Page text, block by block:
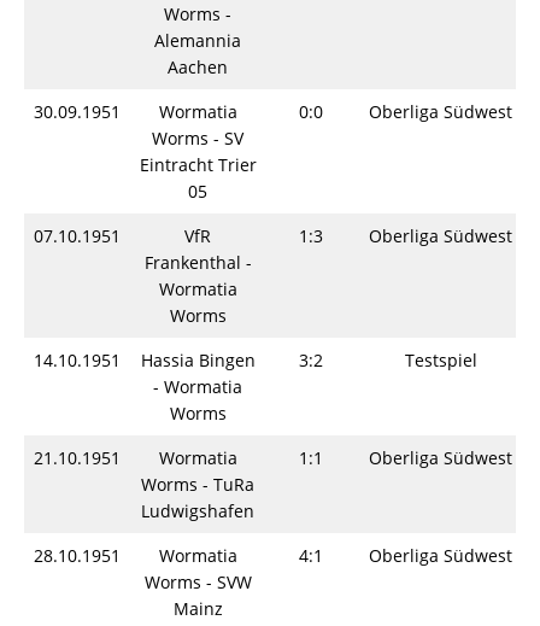
Worms -
Alemannia
Aachen
30.09.1951
Wormatia
Worms - SV
Eintracht Trier
05
0:0 Oberliga Südwest
07.10.1951
VfR
Frankenthal -
Wormatia
Worms
1:3 Oberliga Südwest
14.10.1951
Hassia Bingen
- Wormatia
Worms
3:2 Testspiel
21.10.1951
Wormatia
Worms - TuRa
Ludwigshafen
1:1 Oberliga Südwest
28.10.1951
Wormatia
Worms - SVW
Mainz
4:1 Oberliga Südwest